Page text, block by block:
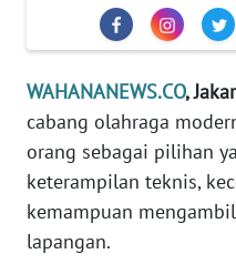
WAHANANEWS.CO,
cabang olahraga
orang sebagai pilihan
keterampilan teknis,
kemampuan
lapangan.
OLAHRAGA
OPINI
EDITORIAL
Informasi